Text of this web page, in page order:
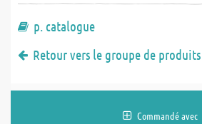
p. catalogue
Retour vers le groupe de produits
Commandé avec